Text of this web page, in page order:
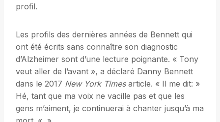
profil.
Les profils des dernières années de Bennett qui
ont été écrits sans connaître son diagnostic
d’Alzheimer sont d’une lecture poignante. « Tony
veut aller de l’avant », a déclaré Danny Bennett
dans le 2017 New York Timesarticle. « Il me dit: »
Hé, tant que ma voix ne vacille pas et que les
gens m’aiment, je continuerai à chanter jusqu’à ma